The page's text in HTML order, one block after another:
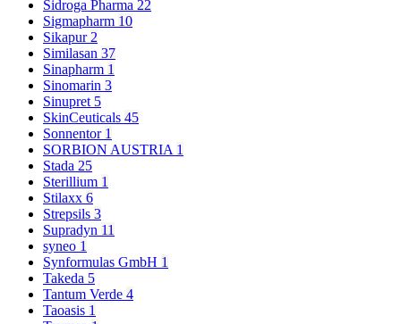
Sidroga Pharma 22
Sigmapharm 10
Sikapur 2
Similasan 37
Sinapharm 1
Sinomarin 3
Sinupret 5
SkinCeuticals 45
Sonnentor 1
SORBION AUSTRIA 1
Stada 25
Sterillium 1
Stilaxx 6
Strepsils 3
Supradyn 11
syneo 1
Synformulas GmbH 1
Takeda 5
Tantum Verde 4
Taoasis 1